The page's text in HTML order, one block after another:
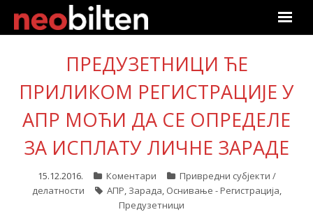
Почетна
Претрага
Актуелно
Подаци
Линкови
ПРЕДУЗЕТНИЦИ ЋЕ
ПРИЛИКОМ РЕГИСТРАЦИЈЕ У
АПР МОЋИ ДА СЕ ОПРЕДЕЛЕ
ЗА ИСПЛАТУ ЛИЧНЕ ЗАРАДЕ
15.12.2016. Коментари
Привредни субјекти /
делатности
АПР, Зарада, Оснивање - Регистрација,
Предузетници